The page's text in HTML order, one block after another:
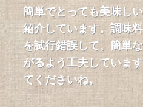
簡単でとっても美味し
紹介しています。調味
を試行錯誤して、簡単
がるよう工夫していま
てくださいね。